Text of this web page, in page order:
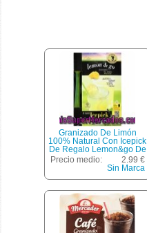
Granizado De Limón
100% Natural Con Icepick
De Regalo Lemon&go De
Doño 6 Unidades De 250
Gramos
Precio medio:
2.99 €
Sin Marca